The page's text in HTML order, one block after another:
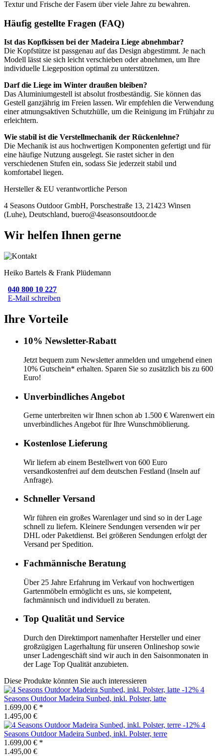
Textur und Frische der Fasern über viele Jahre zu bewahren.
Häufig gestellte Fragen (FAQ)
Ist das Kopfkissen bei der Madeira Liege abnehmbar?
Die Kopfstütze ist passgenau auf das Design abgestimmt. Je nach
Modell lässt sie sich leicht verschieben oder abnehmen, um Ihre
individuelle Liegeposition optimal zu unterstützen.
Darf die Liege im Winter draußen bleiben?
Das Aluminiumgestell ist absolut frostbeständig. Sie können das
Gestell ganzjährig im Freien lassen. Wir empfehlen die Verwendung
einer atmungsaktiven Schutzhülle, um die Reinigung im Frühjahr zu
erleichtern.
Wie stabil ist die Verstellmechanik der Rückenlehne?
Die Mechanik ist aus hochwertigen Komponenten gefertigt und für
eine häufige Nutzung ausgelegt. Sie rastet sicher in den
verschiedenen Stufen ein, sodass Sie jederzeit stabil und
komfortabel liegen.
Hersteller & EU verantwortliche Person
4 Seasons Outdoor GmbH, Porschestraße 13, 21423 Winsen
(Luhe), Deutschland, buero@4seasonsoutdoor.de
Wir helfen Ihnen gerne
Heiko Bartels & Frank Plüdemann
040 800 10 227
E-Mail schreiben
Ihre Vorteile
10% Newsletter-Rabatt
Jetzt bequem zum Newsletter anmelden und umgehend einen
10% Gutschein* erhalten. Sparen Sie so zusätzlich bis zu 600
Euro!
Unverbindliches Angebot
Gerne unterbreiten wir Ihnen schon ab 1.500 € Warenwert ein
unverbindliches Angebot für Ihre Wunschmöblierung.
Kostenlose Lieferung
Wir liefern ab einem Bestellwert von 600 Euro
versandkostenfrei auf dem deutschen Festland (Inseln auf
Anfrage).
Schneller Versand
Wir führen ein großes Warenlager und sind so in der Lage
schnell zu liefern. Kleinere Sendungen versenden wir per
DHL oder Paketdienst. Bei größeren Sendungen erfolgt der
Versand per Spedition.
Fachmännische Beratung
Über 25 Jahre Erfahrung im Verkauf von hochwertigen
Gartenmöbeln ermöglicht es uns, sie kompetent,
fachmännisch und individuell zu beraten.
Top Qualität und Service
Durch den Direktimport namenhafter Hersteller und einer
großzügigen Lagerhaltung für unseren Onlineshop sowie
unser Ladengeschäft sind wir auch in den Saisonmonaten in
der Lage Top Qualität anzubieten.
Diese Produkte könnten Sie auch interessieren
-12% 4
Seasons OutdoorMadeira Sunbed, inkl. Polster, latte
1.699,00 € *
1.495,00 €
-12% 4
Seasons OutdoorMadeira Sunbed, inkl. Polster, terre
1.699,00 € *
1.495,00 €